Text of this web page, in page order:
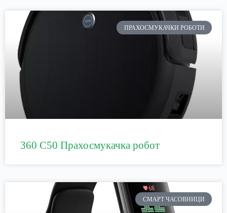
ПРАХОСМУКАЧКИ РОБОТИ
360 C50 Прахосмукачка робот
СМАРТ ЧАСОВНИЦИ